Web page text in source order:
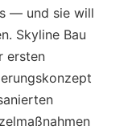
— und sie will
Skyline Bau
ersten